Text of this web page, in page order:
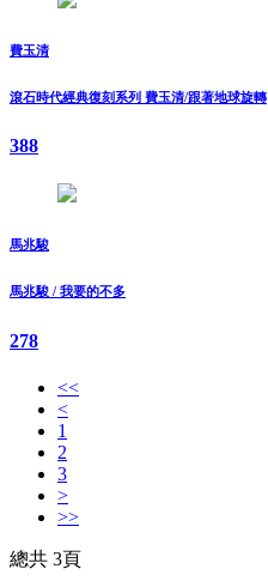
費玉清
滾石時代經典復刻系列 費玉清/跟著地球旋轉
388
馬兆駿
馬兆駿 / 我要的不多
278
<<
<
1
2
3
>
>>
總共 3頁